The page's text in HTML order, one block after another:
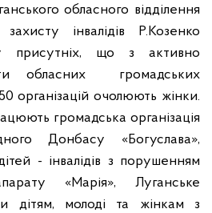
обласного відділення
інвалідів Р.Козенко
присутніх, що з активно
обласних
громадських
50 організацій очолюють жінки.
громадська організація
Донбасу «Богуслава»,
- інвалідів з порушенням
«Марія», Луганське
дітям, молоді та жінкам з